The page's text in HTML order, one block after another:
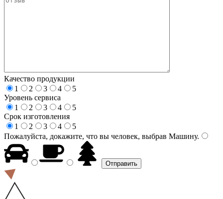
Качество продукции
1
2 3 4
5
Уровень сервиса
1
2 3 4
5
Срок изготовления
1
2 3 4
5
Пожалуйста, докажите, что вы человек, выбрав Машину.